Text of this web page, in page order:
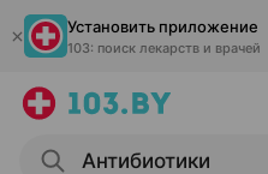
Установить приложение
103: поиск лекарств и врачей